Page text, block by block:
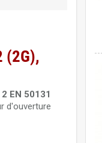
Ajax
(2G),
EN 50131
d'ouverture